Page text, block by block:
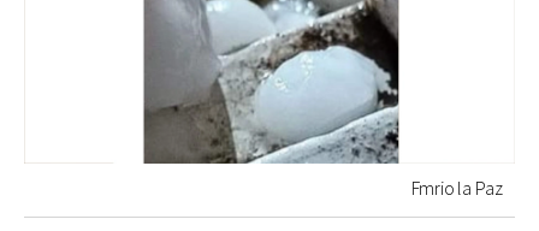
Fmrio la Paz